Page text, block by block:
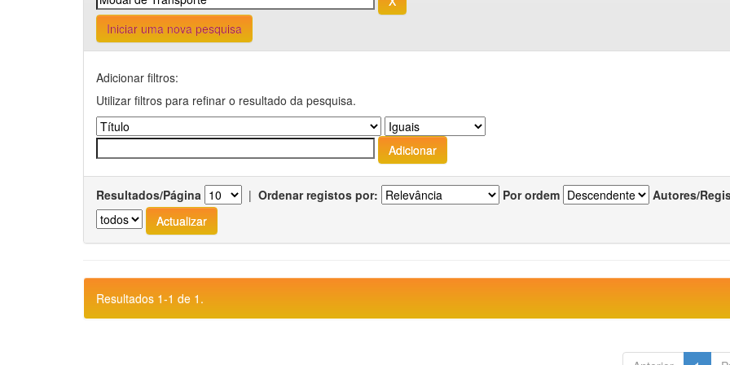
Iniciar uma nova pesquisa
Adicionar filtros:
Utilizar filtros para refinar o resultado da pesquisa.
Resultados/Página | Ordenar registos por: Por ordem Autores/
Resultados 1-1 de 1.